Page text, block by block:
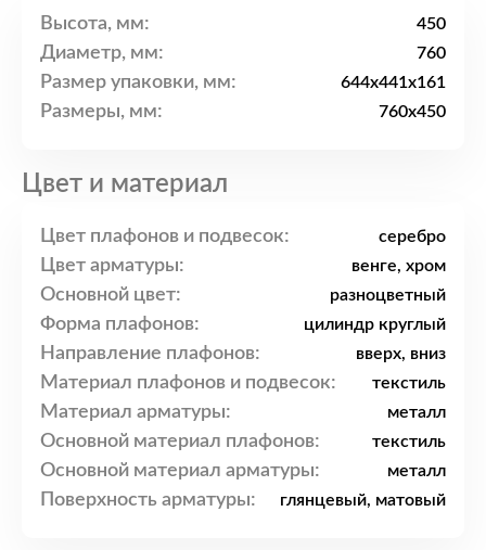
Высота, мм: 450
Диаметр, мм: 760
Размер упаковки, мм: 644x441x161
Размеры, мм: 760x450
Цвет и материал
Цвет плафонов и подвесок: серебро
Цвет арматуры: венге, хром
Основной цвет: разноцветный
Форма плафонов: цилиндр круглый
Направление плафонов: вверх, вниз
Материал плафонов и подвесок: текстиль
Материал арматуры: металл
Основной материал плафонов: текстиль
Основной материал арматуры: металл
Поверхность арматуры: глянцевый, матовый